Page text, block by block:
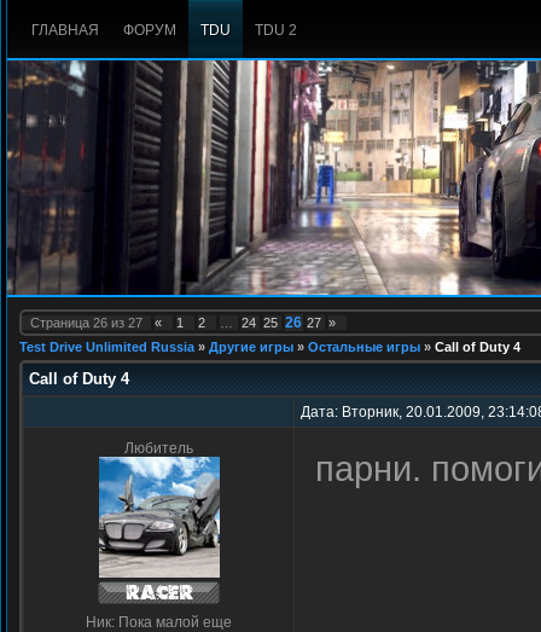
ГЛАВНАЯ ФОРУМ TDU TDU 2
Страница 26 из 27 « 1 2 24 25 26 27 »
Test Drive Unlimited Russia » Другие игры » Остальные игры » Call of Duty 4
Call of Duty 4
Дата: Вторник, 20.01.2009,
Любитель
Ник: Пока малой еще
парни.